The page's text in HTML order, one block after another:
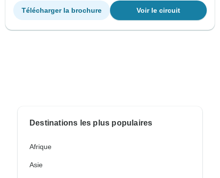
Voir le circuit
Télécharger la brochure
Destinations les plus populaires
Afrique
Asie